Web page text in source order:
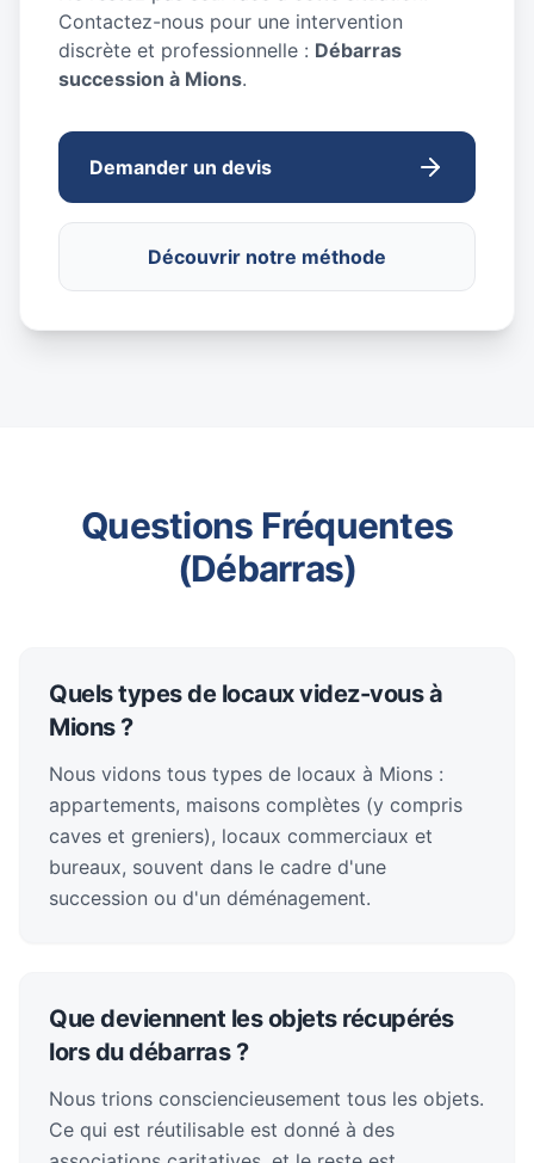
Contactez-nous pour une intervention
discrète et professionnelle : Débarras
succession à Mions.
Demander un devis
Découvrir notre méthode
Questions Fréquentes
(Débarras)
Quels types de locaux videz-vous à
Mions ?
Nous vidons tous types de locaux à Mions :
appartements, maisons complètes (y compris
caves et greniers), locaux commerciaux et
bureaux, souvent dans le cadre d'une
succession ou d'un déménagement.
Que deviennent les objets récupérés
lors du débarras ?
Nous trions consciencieusement tous les objets.
Ce qui est réutilisable est donné à des